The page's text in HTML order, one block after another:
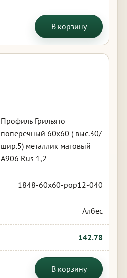
В корзину
Профиль Грильято
поперечный 60х60 ( выс.30/
шир.5) металлик матовый
А906 Rus 1,2
1848-60x60-pop12-040
Албес
142.78
В корзину